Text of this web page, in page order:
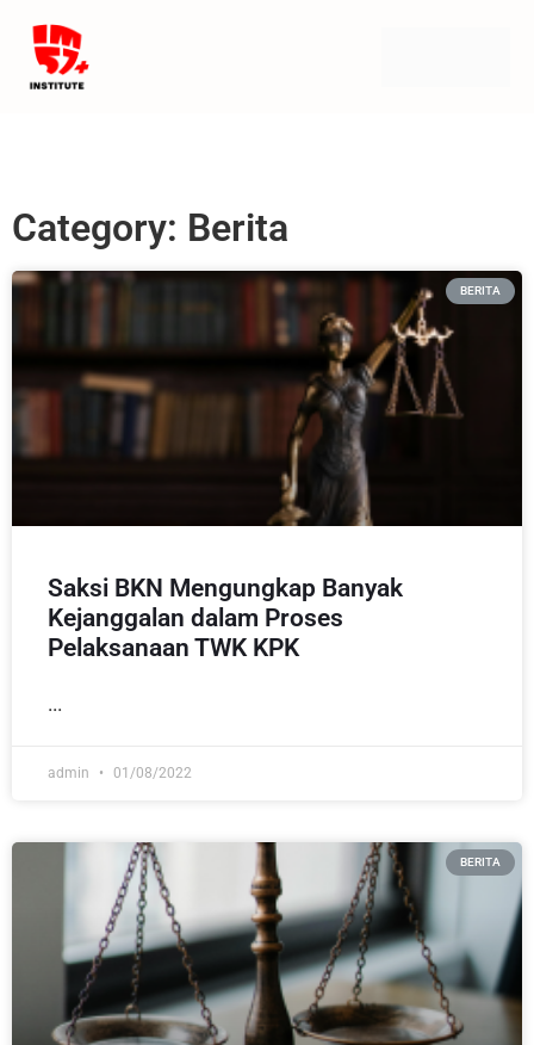
Category: Berita
BERITA
Saksi BKN Mengungkap Banyak
Kejanggalan dalam Proses
Pelaksanaan TWK KPK
admin 01/08/2022
BERITA